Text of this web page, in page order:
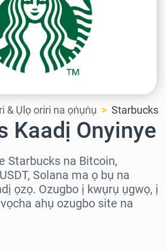
& Ụlọ oriri na ọṅụṅụ Starbucks
Kaadị Onyinye
Starbucks na Bitcoin,
Solana ma ọ bụ na
ọzọ. Ozugbo ị kwụrụ ụgwọ, ị
ahụ ozugbo site na